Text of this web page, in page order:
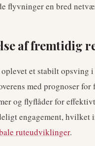
flyvninger en bred
af fremtidig
et stabilt opsving
med prognoser
og flyflåder for
engagement,
ruteudviklinger.